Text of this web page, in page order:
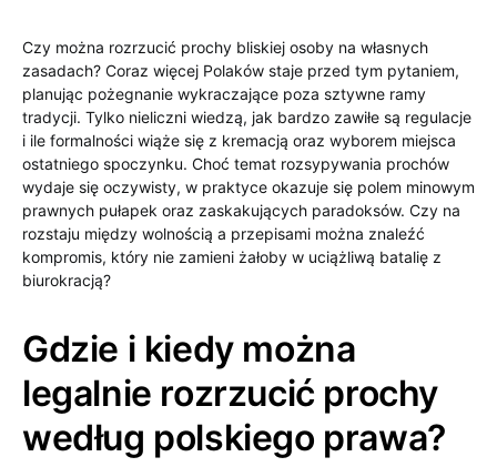
Czy można rozrzucić prochy bliskiej osoby na własnych
zasadach? Coraz więcej Polaków staje przed tym pytaniem,
planując pożegnanie wykraczające poza sztywne ramy
tradycji. Tylko nieliczni wiedzą, jak bardzo zawiłe są regulacje
i ile formalności wiąże się z kremacją oraz wyborem miejsca
ostatniego spoczynku. Choć temat rozsypywania prochów
wydaje się oczywisty, w praktyce okazuje się polem minowym
prawnych pułapek oraz zaskakujących paradoksów. Czy na
rozstaju między wolnością a przepisami można znaleźć
kompromis, który nie zamieni żałoby w uciążliwą batalię z
biurokracją?
Gdzie i kiedy można
legalnie rozrzucić prochy
według polskiego prawa?